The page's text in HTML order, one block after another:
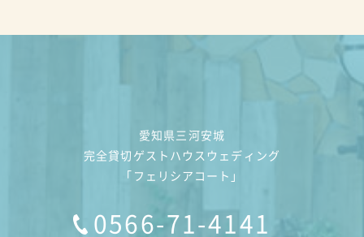
愛知県三河安城
完全貸切ゲストハウスウェディング
「フェリシアコート」
0566-71-4141